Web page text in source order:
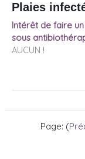
Plaies
Intérêt de faire
sous
AUCUN !
Page: (